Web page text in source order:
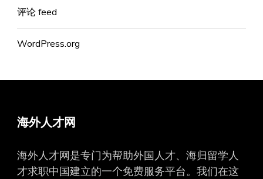
评论 feed
WordPress.org
海外人才网
海外人才网是专门为帮助外国人才、海归留学人
才求职中国建立的一个免费服务平台。我们在这